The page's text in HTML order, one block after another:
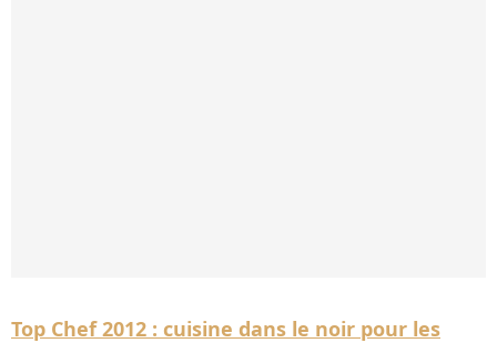
Top Chef 2012 : cuisine dans le noir pour les